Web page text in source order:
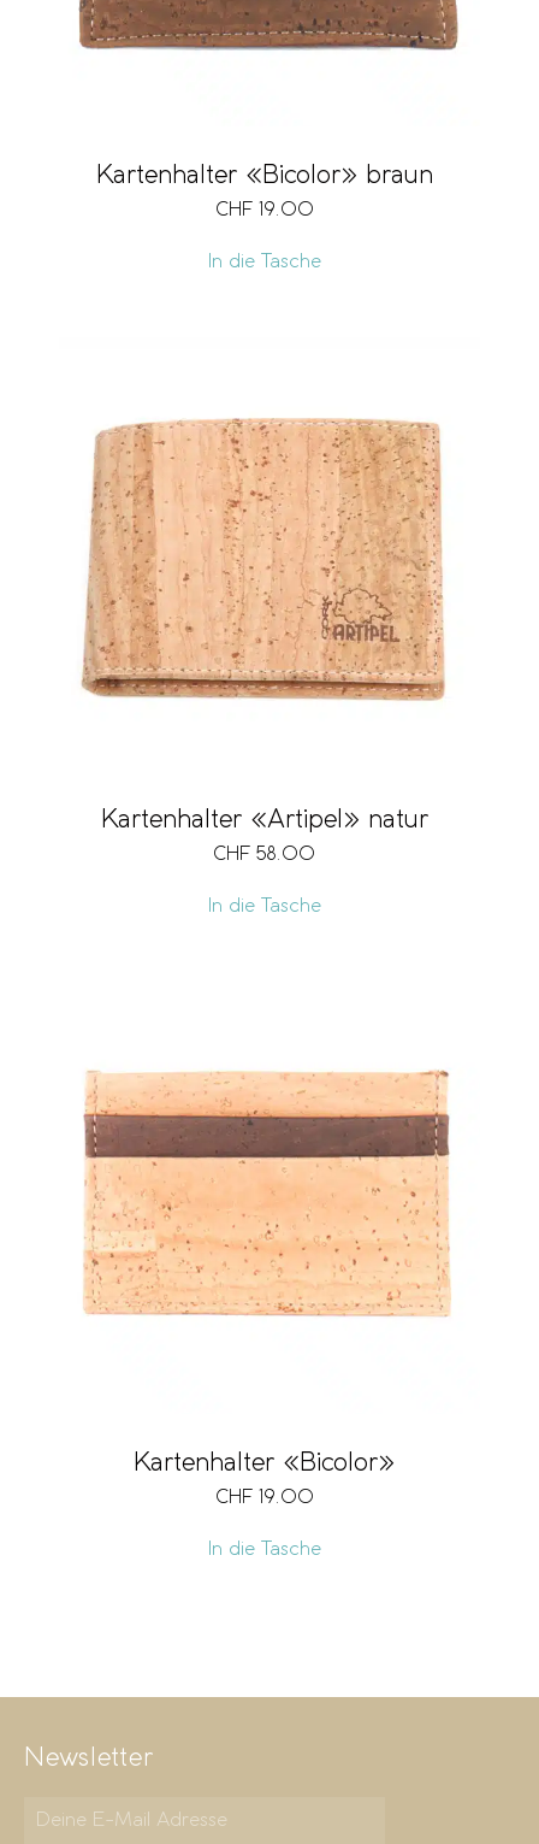
Kartenhalter «Bicolor» braun
CHF 19.00
In die Tasche
Kartenhalter «Artipel» natur
CHF 58.00
In die Tasche
Kartenhalter «Bicolor»
CHF 19.00
In die Tasche
Newsletter